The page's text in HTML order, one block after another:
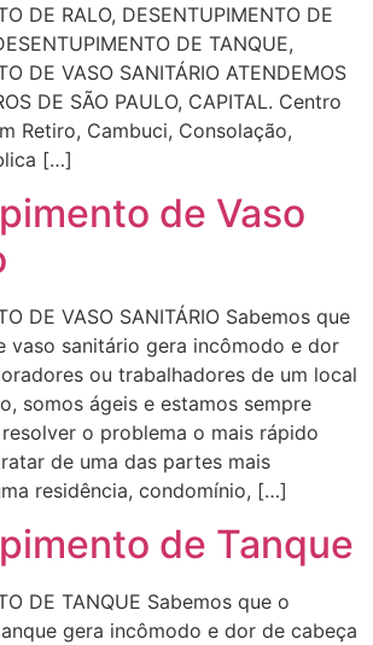
DE RALO, DESENTUPIMENTO DE
DE TANQUE,
DE VASO SANITÁRIO ATENDEMOS
DE SÃO PAULO, CAPITAL. Centro
Retiro, Cambuci, Consolação,
[…]
de Vaso
DE VASO SANITÁRIO Sabemos que
vaso sanitário gera incômodo e dor
ou trabalhadores de um local
somos ágeis e estamos sempre
o problema o mais rápido
de uma das partes mais
residência, condomínio, […]
de Tanque
DE TANQUE Sabemos que o
gera incômodo e dor de cabeça